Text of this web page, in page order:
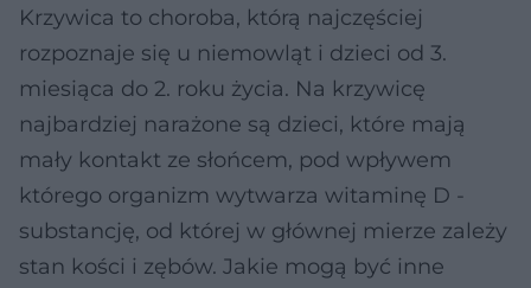
Krzywica to choroba, którą najczęściej
rozpoznaje się u niemowląt i dzieci od 3.
miesiąca do 2. roku życia. Na krzywicę
najbardziej narażone są dzieci, które mają
mały kontakt ze słońcem, pod wpływem
którego organizm wytwarza witaminę D -
substancję, od której w głównej mierze zależy
stan kości i zębów. Jakie mogą być inne